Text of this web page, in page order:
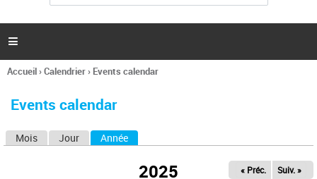
l
c
h
e

Vous
ici
Accueil›Calendrier› Events calendar
Events calendar
Mois Jour Année
2025 « Préc. Suiv. »